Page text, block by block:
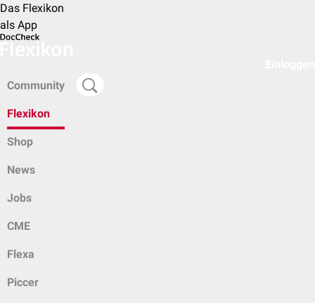
Das Flexikon
als App
Community
Flexikon
Shop
News
Jobs
CME
Flexa
Piccer